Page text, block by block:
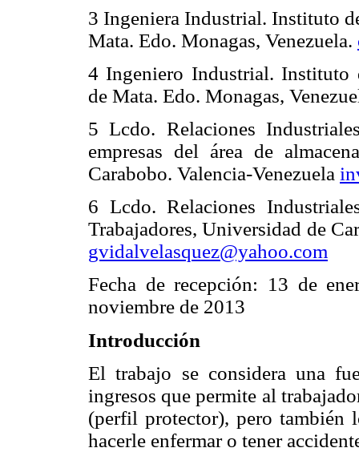
3 Ingeniera Industrial. Instituto
Mata. Edo. Monagas, Venezuela.
4 Ingeniero Industrial. Instituto
de Mata. Edo. Monagas,
5 Lcdo. Relaciones
empresas del área de
Carabobo. Valencia-Venezuela
6 Lcdo. Relaciones
Trabajadores, Universidad de
gvidalvelasquez@yahoo.com
Fecha de recepción: 13 de
noviembre de 2013
Introducción
El trabajo se considera una
ingresos que permite al
(perfil protector), pero también
hacerle enfermar o tener